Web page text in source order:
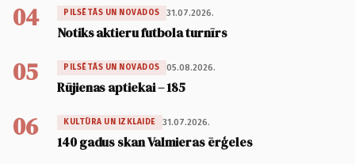
04 PILSĒTĀS UN NOVADOS 31.07.2026.
Notiks aktieru futbola turnīrs
05 PILSĒTĀS UN NOVADOS 05.08.2026.
Rūjienas aptiekai – 185
06 KULTŪRA UN IZKLAIDE 31.07.2026.
140 gadus skan Valmieras ērģeles